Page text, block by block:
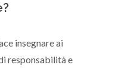
insegnare ai
responsabilità e